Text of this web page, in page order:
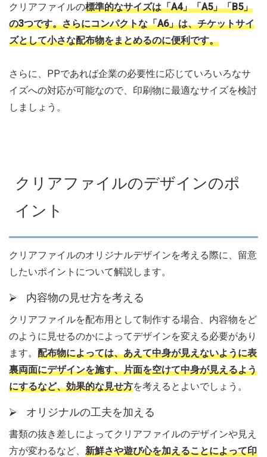
クリアファイルの標準的なサイズは「A4」「A5」「B5」
の3つです。さらにコンパクトな「A6」は、チケットサイ
ズとして小さな配布物をまとめるのに便利です。
さらに、PPであれば企業の必要性に応じていろいろなサ
イズへの対応が可能なので、印刷物に最適なサイズを検討
しましょう。
クリアファイルのデザインのポ
イント
クリアファイルのオリジナルデザインを考える際に、留意
したいポイントについて解説します。
⮚ 内容物の見せ方を考える
クリアファイルを配布用として制作する場合、内容物をど
のように見せるのかによってデザインを変える必要があり
ます。 配布物によっては、あえて中身が見えないように表
裏両面にデザインを施す、片面を空けて中身が見えるよう
にするなど、効果的な見せ方を考えるとよいでしょう。
⮚ オリジナルの工夫を加える
書類の抜き差しによってクリアファイルのデザインや見え
方が変わるなど、 新鮮さや遊び心を加えることによって印